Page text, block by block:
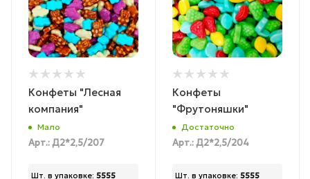
Конфеты "Лесная
компания"
Мало
Арт.: Д2*2,5/207
Шт. в упаковке: 5555
Конфеты
"Фрутоняшки"
Достаточно
Арт.: Д2*2,5/204
Шт. в упаковке: 5555